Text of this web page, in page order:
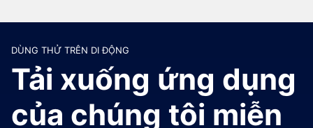
DÙNG THỬ TRÊN DI ĐỘNG
Tải xuống ứng dụng
của chúng tôi miễn